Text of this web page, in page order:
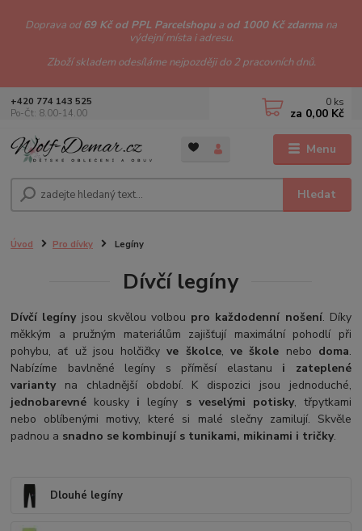
Doprava od69 Kč od PPL Parcelshopu a od 1000 Kč zdarma na
výdejní místa i adresu.
Zboží skladem odesíláme nejpozději do 2 pracovních dnů.
Menu
Hledat
+420 774 143 525
Po-Čt: 8.00-14.00
0 ks
za 0,00 Kč
Úvod Pro dívky Legíny
Dívčí legíny
Dívčí legínyjsou skvělou volbou pro každodenní nošení. Díky
měkkým a pružným materiálům zajišťují maximální pohodlí při
pohybu, ať už jsou holčičkyve školce,ve škole nebo doma.
Nabízíme bavlněné legíny s příměsí elastanu i zateplené
variantyna chladnější období. K dispozici jsou jednoduché,
jednobarevné kousky i legíny s veselými potisky, třpytkami
nebo oblíbenými motivy, které si malé slečny zamilují. Skvěle
padnou a snadno se kombinují s tunikami, mikinami i tričky.
Dlouhé legíny